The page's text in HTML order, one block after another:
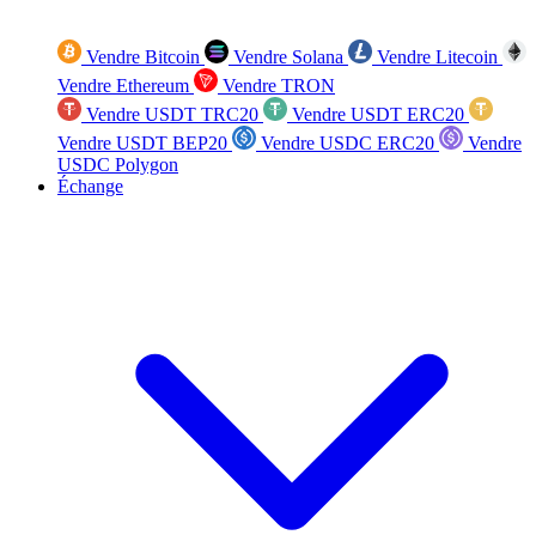
Vendre Bitcoin Vendre Solana
Vendre Litecoin
Vendre Ethereum
Vendre TRON
Vendre USDT TRC20
Vendre USDT ERC20
Vendre USDT BEP20
Vendre USDC ERC20
Vendre
USDC Polygon
Échange